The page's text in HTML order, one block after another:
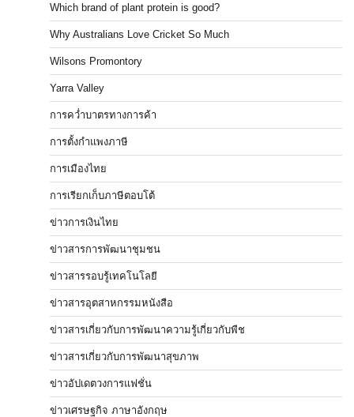
Which brand of plant protein is good?
Why Australians Love Cricket So Much
Wilsons Promontory
Yarra Valley
การคว่ำบาตรทางการค้า
การตั้งกำแพงภาษี
การเมืองไทย
การเรียกเก็บภาษีตอบโต้
ข่าวการเงินไทย
ข่าวสารการพัฒนาชุมชน
ข่าวสารรอบรู้เทคโนโลยี
ข่าวสารอุตสาหกรรมหนังสือ
ข่าวสารเกี่ยวกับการพัฒนาความรู้เกี่ยวกับพืช
ข่าวสารเกี่ยวกับการพัฒนาสุขภาพ
ข่าวอัปเดตวงการแฟชั่น
ข่าวเศรษฐกิจ ภาษาอังกฤษ